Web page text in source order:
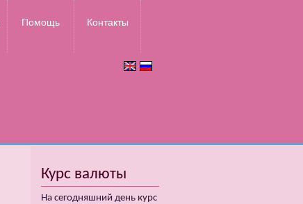
Помощь Контакты
Курс валюты
На сегодняшний день курс